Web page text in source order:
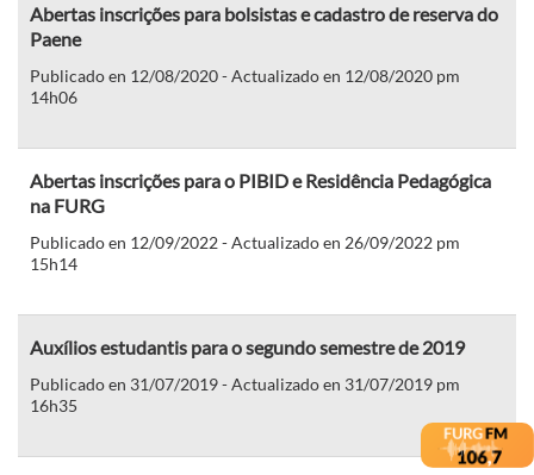
Abertas inscrições para bolsistas e cadastro de reserva do
Paene
Publicado en 12/08/2020 - Actualizado en 12/08/2020 pm
14h06
Abertas inscrições para o PIBID e Residência Pedagógica
na FURG
Publicado en 12/09/2022 - Actualizado en 26/09/2022 pm
15h14
Auxílios estudantis para o segundo semestre de 2019
Publicado en 31/07/2019 - Actualizado en 31/07/2019 pm
16h35